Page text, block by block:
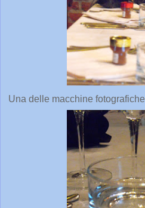
Una delle macchine fotografiche